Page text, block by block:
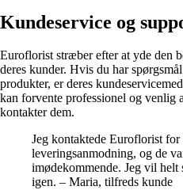
Kundeservice og
Euroflorist stræber efter at yde den
deres kunder. Hvis du har
produkter, er deres
kan forvente professionel og venlig
kontakter dem.
Jeg kontaktede Euroflorist
leveringsanmodning, og de
imødekommende. Jeg vil helt
igen. – Maria, tilfreds kunde